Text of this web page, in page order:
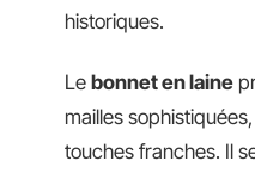
historiques.
Le bonnet en laine
mailles
touches franches. Il